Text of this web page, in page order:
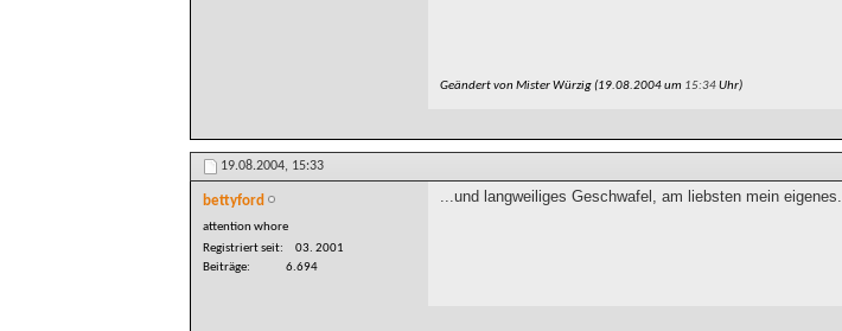
Geändert von Mister Würzig (19.08.2004 um 15:34Uhr)
19.08.2004, 15:33
bettyford
attention whore
Registriert seit
03. 2001
Beiträge
6.694
...und langweiliges Geschwafel, am liebsten mein eigenes.